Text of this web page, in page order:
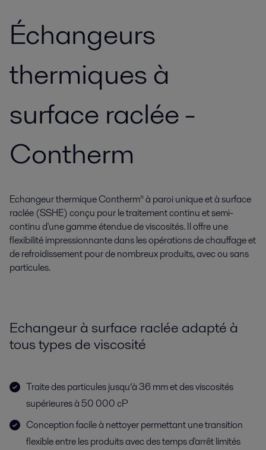
Échangeurs
thermiques à
surface raclée -
Contherm
Echangeur thermique Contherm® à paroi unique et à surface
raclée (SSHE) conçu pour le traitement continu et semi-
continu d'une gamme étendue de viscosités. Il offre une
flexibilité impressionnante dans les opérations de chauffage et
de refroidissement pour de nombreux produits, avec ou sans
particules.
Echangeur à surface raclée adapté à
tous types de viscosité
Traite des particules jusqu’à 36 mm et des viscosités
supérieures à 50 000 cP
Conception facile à nettoyer permettant une transition
flexible entre les produits avec des temps d'arrêt limités